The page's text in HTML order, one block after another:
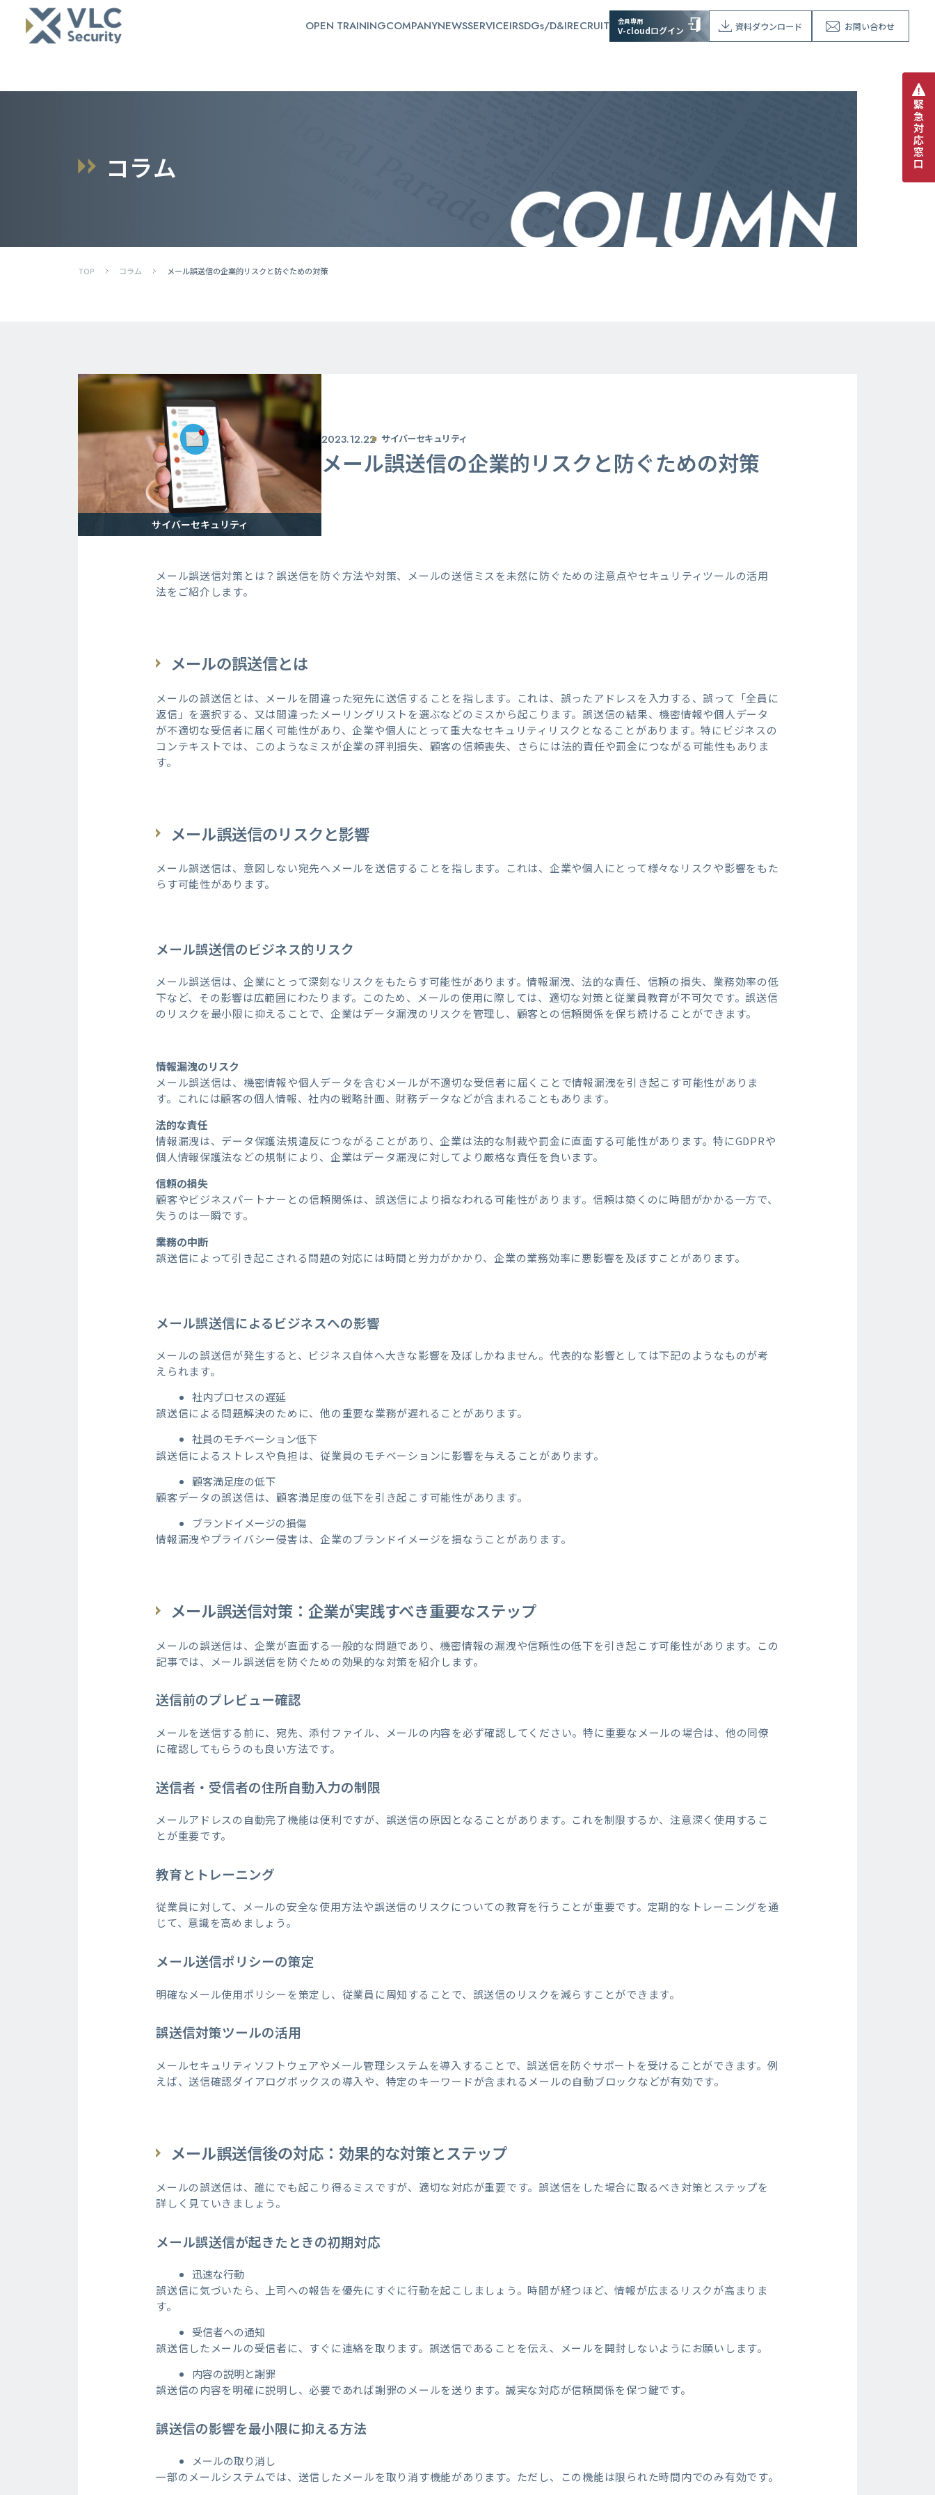
OPEN TRAININGCOMPANYNEWSSERVICEIRSDGs/D&IRECRUIT 会員専用
V-cloudログイン 資料ダウンロード お問い合わせ
緊
急
対
応
窓
口
コラム
TOP コラム メール誤送信の企業的リスクと防ぐための対策
サイバーセキュリティ
2023.12.22 サイバーセキュリティ
メール誤送信の企業的リスクと防ぐための対策
メール誤送信対策とは？誤送信を防ぐ方法や対策、メールの送信ミスを未然に防ぐための注意点やセキュリティツールの活用
法をご紹介します。
メールの誤送信とは
メールの誤送信とは、メールを間違った宛先に送信することを指します。これは、誤ったアドレスを入力する、誤って「全員に
返信」を選択する、又は間違ったメーリングリストを選ぶなどのミスから起こります。誤送信の結果、機密情報や個人データ
が不適切な受信者に届く可能性があり、企業や個人にとって重大なセキュリティリスクとなることがあります。特にビジネスの
コンテキストでは、このようなミスが企業の評判損失、顧客の信頼喪失、さらには法的責任や罰金につながる可能性もありま
す。
メール誤送信のリスクと影響
メール誤送信は、意図しない宛先へメールを送信することを指します。これは、企業や個人にとって様々なリスクや影響をもた
らす可能性があります。
メール誤送信のビジネス的リスク
メール誤送信は、企業にとって深刻なリスクをもたらす可能性があります。情報漏洩、法的な責任、信頼の損失、業務効率の低
下など、その影響は広範囲にわたります。このため、メールの使用に際しては、適切な対策と従業員教育が不可欠です。誤送信
のリスクを最小限に抑えることで、企業はデータ漏洩のリスクを管理し、顧客との信頼関係を保ち続けることができます。
情報漏洩のリスク
メール誤送信は、機密情報や個人データを含むメールが不適切な受信者に届くことで情報漏洩を引き起こす可能性がありま
す。これには顧客の個人情報、社内の戦略計画、財務データなどが含まれることもあります。
法的な責任
情報漏洩は、データ保護法規違反につながることがあり、企業は法的な制裁や罰金に直面する可能性があります。特にGDPRや
個人情報保護法などの規制により、企業はデータ漏洩に対してより厳格な責任を負います。
信頼の損失
顧客やビジネスパートナーとの信頼関係は、誤送信により損なわれる可能性があります。信頼は築くのに時間がかかる一方で、
失うのは一瞬です。
業務の中断
誤送信によって引き起こされる問題の対応には時間と労力がかかり、企業の業務効率に悪影響を及ぼすことがあります。
メール誤送信によるビジネスへの影響
メールの誤送信が発生すると、ビジネス自体へ大きな影響を及ぼしかねません。代表的な影響としては下記のようなものが考
えられます。
社内プロセスの遅延
誤送信による問題解決のために、他の重要な業務が遅れることがあります。
社員のモチベーション低下
誤送信によるストレスや負担は、従業員のモチベーションに影響を与えることがあります。
顧客満足度の低下
顧客データの誤送信は、顧客満足度の低下を引き起こす可能性があります。
ブランドイメージの損傷
情報漏洩やプライバシー侵害は、企業のブランドイメージを損なうことがあります。
メール誤送信対策：企業が実践すべき重要なステップ
メールの誤送信は、企業が直面する一般的な問題であり、機密情報の漏洩や信頼性の低下を引き起こす可能性があります。この
記事では、メール誤送信を防ぐための効果的な対策を紹介します。
送信前のプレビュー確認
メールを送信する前に、宛先、添付ファイル、メールの内容を必ず確認してください。特に重要なメールの場合は、他の同僚
に確認してもらうのも良い方法です。
送信者・受信者の住所自動入力の制限
メールアドレスの自動完了機能は便利ですが、誤送信の原因となることがあります。これを制限するか、注意深く使用するこ
とが重要です。
教育とトレーニング
従業員に対して、メールの安全な使用方法や誤送信のリスクについての教育を行うことが重要です。定期的なトレーニングを通
じて、意識を高めましょう。
メール送信ポリシーの策定
明確なメール使用ポリシーを策定し、従業員に周知することで、誤送信のリスクを減らすことができます。
誤送信対策ツールの活用
メールセキュリティソフトウェアやメール管理システムを導入することで、誤送信を防ぐサポートを受けることができます。例
えば、送信確認ダイアログボックスの導入や、特定のキーワードが含まれるメールの自動ブロックなどが有効です。
メール誤送信後の対応：効果的な対策とステップ
メールの誤送信は、誰にでも起こり得るミスですが、適切な対応が重要です。誤送信をした場合に取るべき対策とステップを
詳しく見ていきましょう。
メール誤送信が起きたときの初期対応
迅速な行動
誤送信に気づいたら、上司への報告を優先にすぐに行動を起こしましょう。時間が経つほど、情報が広まるリスクが高まりま
す。
受信者への通知
誤送信したメールの受信者に、すぐに連絡を取ります。誤送信であることを伝え、メールを開封しないようにお願いします。
内容の説明と謝罪
誤送信の内容を明確に説明し、必要であれば謝罪のメールを送ります。誠実な対応が信頼関係を保つ鍵です。
誤送信の影響を最小限に抑える方法
メールの取り消し
一部のメールシステムでは、送信したメールを取り消す機能があります。ただし、この機能は限られた時間内でのみ有効です。